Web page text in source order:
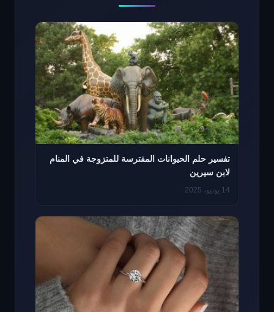
تفسير حلم الحيوانات المفترسة للمتزوجة في المنام
لابن سيرين
14 يونيو، 2025